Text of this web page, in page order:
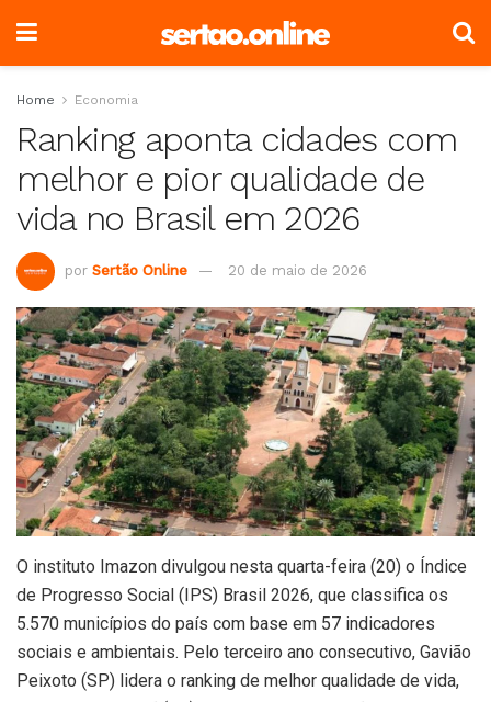
Home Economia
Ranking aponta cidades com
melhor e pior qualidade de
vida no Brasil em 2026
por Sertão Online 20 de maio de 2026
O instituto Imazon divulgou nesta quarta-feira (20) o Índice
de Progresso Social (IPS) Brasil 2026, que classifica os
5.570 municípios do país com base em 57 indicadores
sociais e ambientais. Pelo terceiro ano consecutivo, Gavião
Peixoto (SP) lidera o ranking de melhor qualidade de vida,